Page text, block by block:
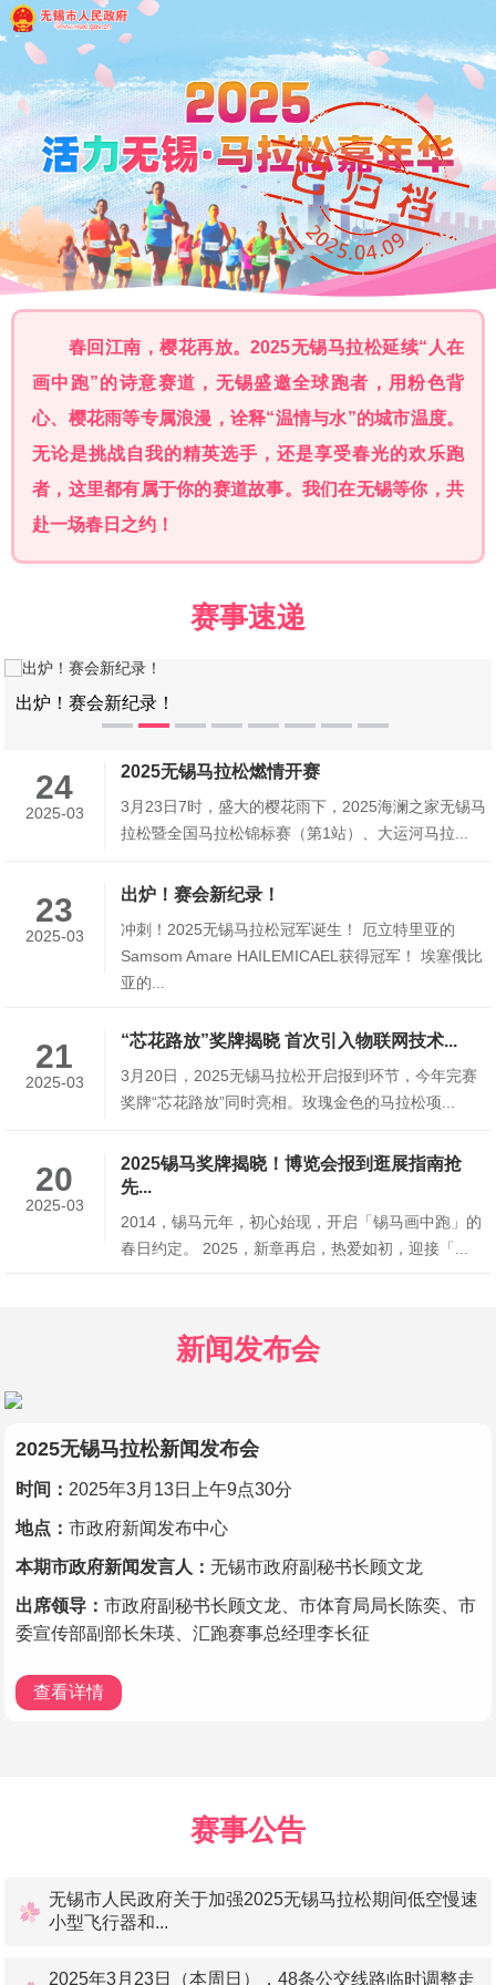
春回江南，樱花再放。2025无锡马拉松延续“人在
画中跑”的诗意赛道，无锡盛邀全球跑者，用粉色背
心、樱花雨等专属浪漫，诠释“温情与水”的城市温度。
无论是挑战自我的精英选手，还是享受春光的欢乐跑
者，这里都有属于你的赛道故事。我们在无锡等你，共
赴一场春日之约！
赛事速递
出炉！赛会新纪录！
24
2025-03
2025无锡马拉松燃情开赛
3月23日7时，盛大的樱花雨下，2025海澜之家无锡马
拉松暨全国马拉松锦标赛（第1站）、大运河马拉...
23
2025-03
出炉！赛会新纪录！
冲刺！2025无锡马拉松冠军诞生！ 厄立特里亚的
Samsom Amare HAILEMICAEL获得冠军！ 埃塞俄比
亚的...
21
2025-03
“芯花路放”奖牌揭晓 首次引入物联网技术...
3月20日，2025无锡马拉松开启报到环节，今年完赛
奖牌“芯花路放”同时亮相。玫瑰金色的马拉松项...
20
2025-03
2025锡马奖牌揭晓！博览会报到逛展指南抢
先...
2014，锡马元年，初心始现，开启「锡马画中跑」的
春日约定。 2025，新章再启，热爱如初，迎接「...
新闻发布会
2025无锡马拉松新闻发布会
时间： 2025年3月13日上午9点30分
地点：市政府新闻发布中心
本期市政府新闻发言人：无锡市政府副秘书长顾文龙
出席领导：市政府副秘书长顾文龙、市体育局局长陈奕、市
委宣传部副部长朱瑛、汇跑赛事总经理李长征
查看详情
赛事公告
无锡市人民政府关于加强2025无锡马拉松期间低空慢速
小型飞行器和...
2025年3月23日（本周日），48条公交线路临时调整走